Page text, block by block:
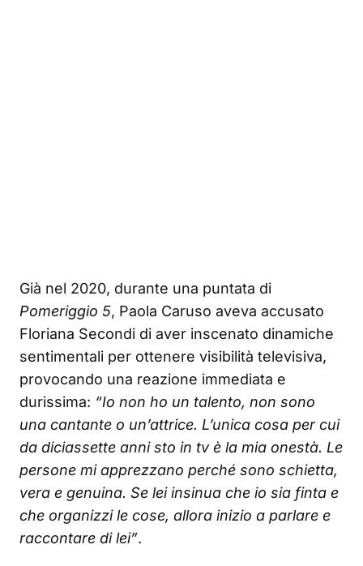
Già nel 2020, durante una puntata di
Pomeriggio 5, Paola Caruso aveva accusato
Floriana Secondi di aver inscenato dinamiche
sentimentali per ottenere visibilità televisiva,
provocando una reazione immediata e
durissima: “Io non ho un talento, non sono
una cantante o un’attrice. L’unica cosa per cui
da diciassette anni sto in tv è la mia onestà. Le
persone mi apprezzano perché sono schietta,
vera e genuina. Se lei insinua che io sia finta e
che organizzi le cose, allora inizio a parlare e
raccontare di lei”.